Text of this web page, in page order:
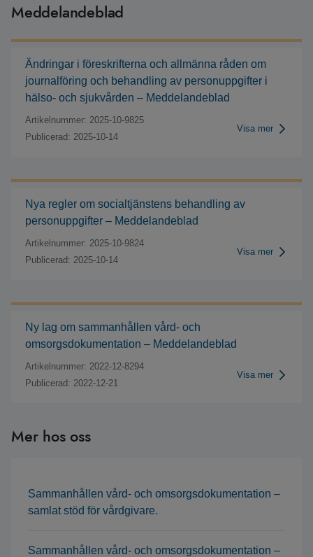
Meddelandeblad
Ändringar i föreskrifterna och allmänna råden om
journalföring och behandling av personuppgifter i
hälso- och sjukvården – Meddelandeblad
Artikelnummer: 2025-10-9825
Publicerad: 2025-10-14
Visa mer
Nya regler om socialtjänstens behandling av
personuppgifter – Meddelandeblad
Artikelnummer: 2025-10-9824
Publicerad: 2025-10-14
Visa mer
Ny lag om sammanhållen vård- och
omsorgsdokumentation – Meddelandeblad
Artikelnummer: 2022-12-8294
Publicerad: 2022-12-21
Visa mer
Mer hos oss
Sammanhållen vård- och omsorgsdokumentation –
samlat stöd för vårdgivare.
Sammanhållen vård- och omsorgsdokumentation –